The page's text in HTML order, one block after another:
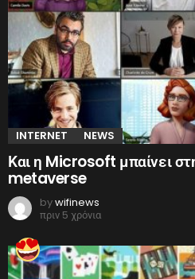
INTERNET NEWS
Και η Microsoft μπαίνει
metaverse
bywifinews
πριν 5 χρόνια